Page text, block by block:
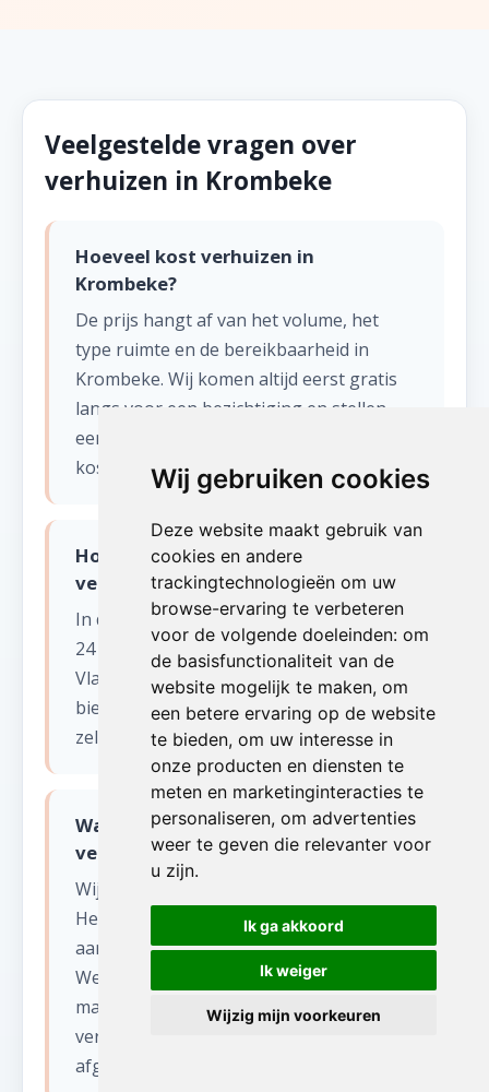
Wij gebruiken cookies
Deze website maakt gebruik van
cookies en andere
trackingtechnologieën om uw
browse-ervaring te verbeteren
voor de volgende doeleinden: om
de basisfunctionaliteit van de
website mogelijk te maken, om
een betere ervaring op de website
te bieden, om uw interesse in
onze producten en diensten te
meten en marketinginteracties te
personaliseren, om advertenties
weer te geven die relevanter voor
u zijn.
Ik ga akkoord
Ik weiger
Wijzig mijn voorkeuren
Veelgestelde vragen over
verhuizen in Krombeke
Hoeveel kost verhuizen in
Krombeke?
De prijs hangt af van het volume, het
type ruimte en de bereikbaarheid in
Krombeke. Wij komen altijd eerst gratis
langs voor een bezichtiging en stellen
een eerlijke offerte op zonder verborgen
kosten.
Hoe snel kunnen jullie starten met
verhuizen in Krombeke?
In de meeste gevallen kunnen wij binnen
24 tot 48 uur starten in Krombeke (West-
Vlaanderen). Voor dringende situaties
bieden wij ook een spoedservice aan,
zelfs in het weekend.
Wat gebeurt er met de spullen na
verhuizen?
Wij sorteren alles zorgvuldig.
Herbruikbare items worden gedoneerd
aan kringloopwinkels en goede doelen in
West-Vlaanderen. Recycleerbaar
materiaal gaat naar erkende
verwerkingscentra. Enkel restafval wordt
afgevoerd.